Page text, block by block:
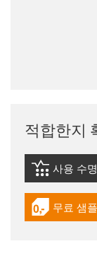
적합한지
igus-icon-
사용 수
igus-icon-
무료 샘